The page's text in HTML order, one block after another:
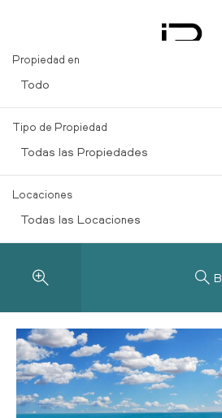
Propiedad en
Todo
Tipo de Propiedad
Todas las Propiedades
Locaciones
Todas las Locaciones